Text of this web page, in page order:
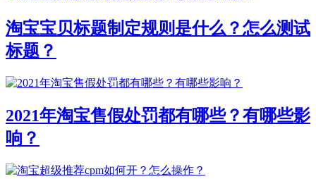
淘宝宝贝标题制定规则是什么？怎么测试
标题？
2021年淘宝售假处罚都有哪些？有哪些影
响？